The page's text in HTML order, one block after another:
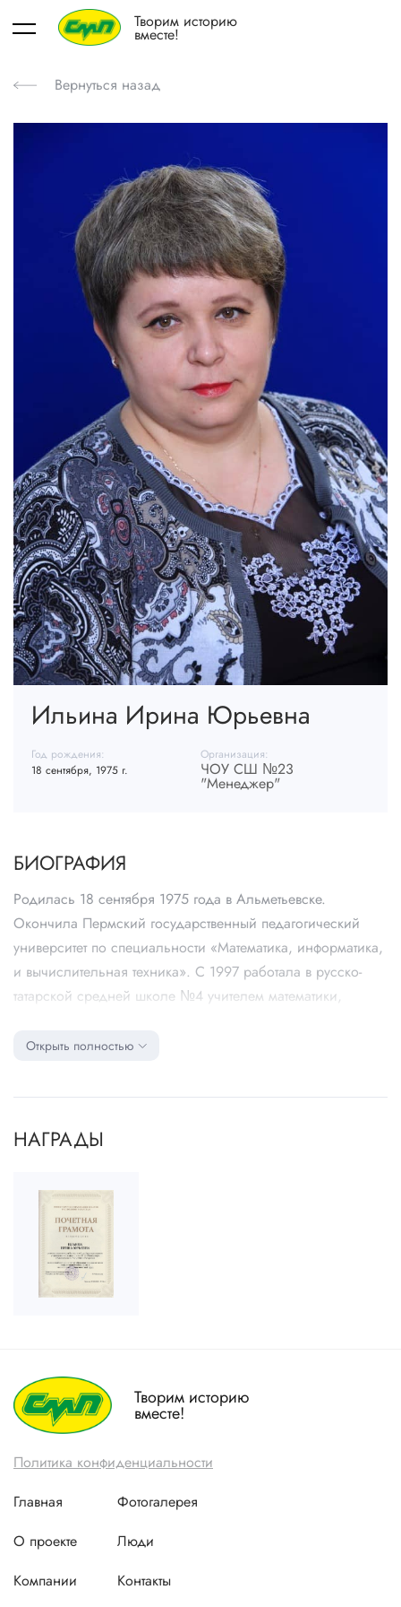
Творим историю
вместе!
Вернуться назад
Ильина Ирина Юрьевна
Год рождения:
18 сентября, 1975 г.
Организация:
ЧОУ СШ №23
"Менеджер"
БИОГРАФИЯ
Родилась 18 сентября 1975 года в Альметьевске.
Окончила Пермский государственный педагогический
университет по специальности «Математика, информатика,
и вычислительная техника». С 1997 работала в русско-
татарской средней школе №4 учителем математики,
С 2010 года преподает математику в ЧОУ СШ №23
Открыть полностью
НАГРАДЫ
Творим историю
вместе!
Политика конфиденциальности
Главная
О проекте
Компании
Фотогалерея
Люди
Контакты